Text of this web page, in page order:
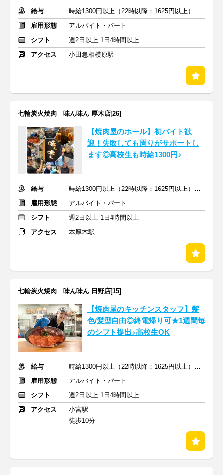
給与
時給1300円以上（22時以降：1625円以上）＋交通費支給
雇用形態
アルバイト・パート
シフト
週2日以上 1日4時間以上
アクセス
小田急相模原駅
七輪炭火焼肉 味ん味ん 厚木店[26]
【焼肉屋のホール】初バイト歓
迎！失敗しても周りがサポートし
ます◎高校生も時給1300円♪
給与
時給1300円以上（22時以降：1625円以上）＋交通費支給
雇用形態
アルバイト・パート
シフト
週2日以上 1日4時間以上
アクセス
本厚木駅
七輪炭火焼肉 味ん味ん 日野店[15]
【焼肉屋のキッチンスタッフ】髪
色/髪型自由◎終電帰り可★1週間毎
のシフト提出♪高校生OK
給与
時給1300円以上（22時以降：1625円以上）＋交通費支給
雇用形態
アルバイト・パート
シフト
週2日以上 1日4時間以上
アクセス
小宮駅
徒歩10分